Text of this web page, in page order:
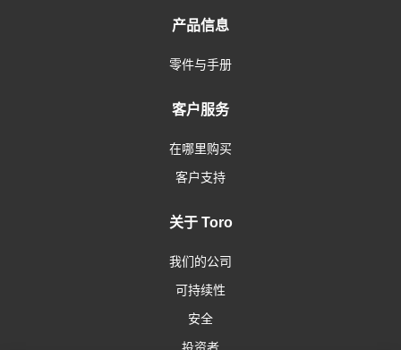
产品信息
零件与手册
客户服务
在哪里购买
客户支持
关于 Toro
我们的公司
可持续性
安全